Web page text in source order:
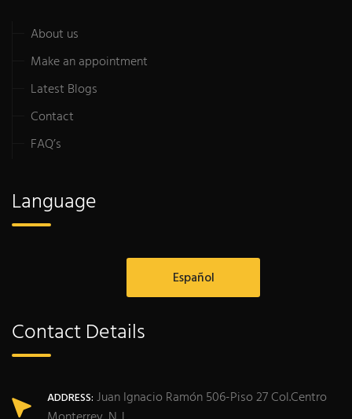
About us
Make an appointment
Latest Blogs
Contact
FAQ’s
Language
Español
Contact Details
ADDRESS: Juan Ignacio Ramón 506-Piso 27 Col.Centro